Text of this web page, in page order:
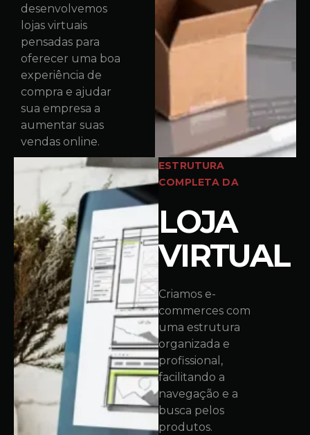
desenvolvemos
lojas virtuais
pensadas para
oferecer uma boa
experiência de
compra e ajudar
sua empresa a
aumentar suas
vendas online.
ESTRUTURA
COMPLETA DA
LOJA
VIRTUAL
Criamos e-
commerces com
uma estrutura
organizada e
profissional,
facilitando a
navegação e a
busca pelos
produtos.